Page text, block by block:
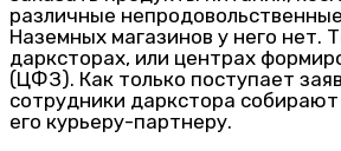
различные
Наземных магазинов у него нет.
дарксторах, или центрах
(ЦФЗ). Как только поступает
сотрудники даркстора
его курьеру-партнеру.